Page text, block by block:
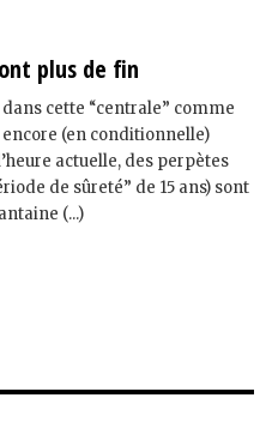
plus de fin
cette “centrale” comme
(en conditionnelle)
actuelle, des perpètes
de sûreté” de 15 ans) sont
(...)